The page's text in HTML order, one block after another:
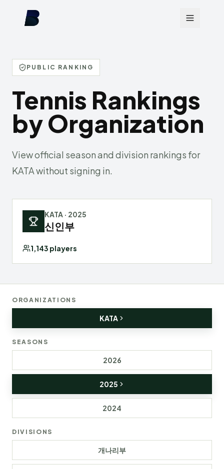
PUBLIC RANKING
Tennis Rankings
by Organization
View official season and division rankings for
KATA without signing in.
KATA · 2025
신인부
1,143 players
ORGANIZATIONS
KATA
SEASONS
2026
2025
2024
DIVISIONS
개나리부